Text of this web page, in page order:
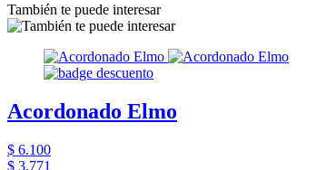
También te puede interesar
Acordonado Elmo
$ 6.100
$ 3.771